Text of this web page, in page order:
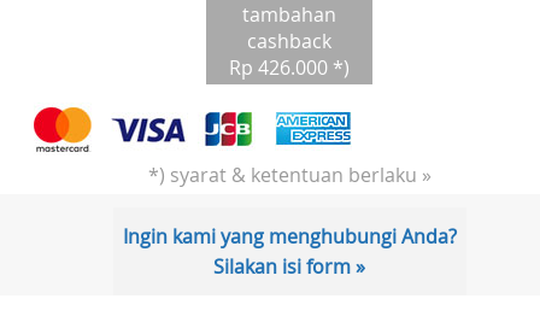
tambahan
cashback
Rp 426.000 *)
*) syarat & ketentuan berlaku »
Ingin kami yang menghubungi Anda?
Silakan isi form »